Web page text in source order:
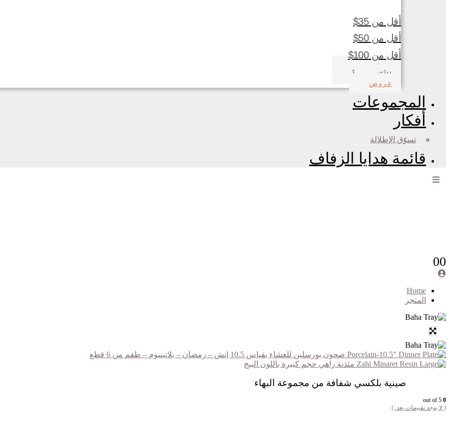
أقل من 35$
أقل من 50$
أقل من 100$
صدف بحري
الأكثر مبيعاً
عروض
المجموعات
أفكار
تسوّق الإطلالة
قائمة هدايا الزفاف
00
Home
المتجر
صحون بورسلين للعشاء بقياس 10.5 إنش – رمضان – بلاتينيوم – طقم من 6 قطع
مئذنة زاهي حجم كبيرة باللون البيج
صينية بلكسي شفافة من مجموعة البهاء
0
( لا يوجد تقييمات بعد. )